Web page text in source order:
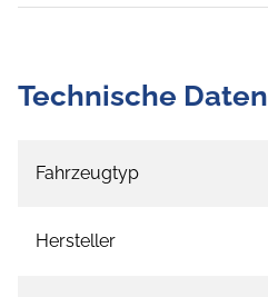
Technische Daten
Fahrzeugtyp
Hersteller